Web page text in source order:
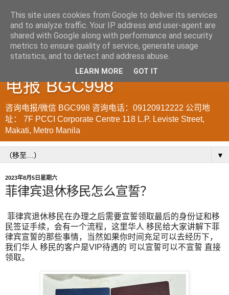
菲律宾998VISA移民公司
WWW.SRRV.DE 咨询微信/
电报 BGC998
咨询电报/微信 BGC998 咨询电话：09120912222 公司地
址： 7F PCCI Corporate Centre 118 L.P. Leviste Street,
Makati, Metro Manila
▼
2023年8月5日星期六
菲律宾退休移民怎么宣誓？
菲律宾退休移民在办理之后需要宣誓领取最后的身份证和移
民签证手续，会有一个流程，这里华人 移民给大家讲解下菲
律宾宣誓的那些事情，当然如果你时间充足可以去经历下，
我们华人 移民的客户是VIP待遇的 可以宣誓可以不宣誓 直接
领取。
This site uses cookies from Google to deliver its services
and to analyze traffic. Your IP address and user-agent are
shared with Google along with performance and security
metrics to ensure quality of service, generate usage
statistics, and to detect and address abuse.
LEARN MORE GOT IT